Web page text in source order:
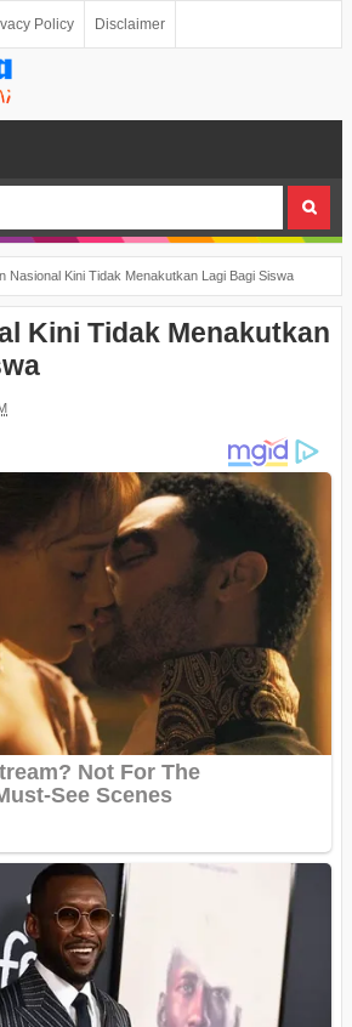
Policy Disclaimer
Nasional Kini Tidak Menakutkan Lagi Bagi Siswa
Kini Tidak Menakutkan